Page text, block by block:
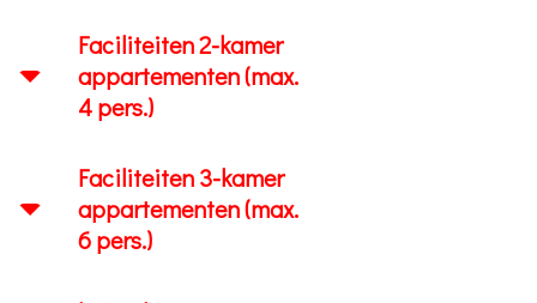
Faciliteiten 2-kamer
appartementen (max.
4 pers.)
Faciliteiten 3-kamer
appartementen (max.
6 pers.)